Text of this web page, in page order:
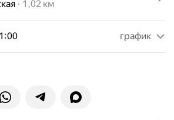
Расстояние 1,02 км
1,02 км
график